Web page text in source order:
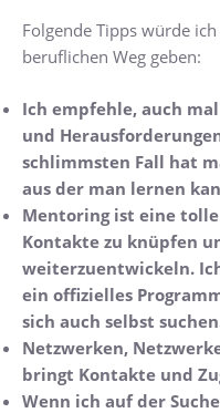
Folgende Tipps würde
beruflichen Weg geben:
Ich empfehle, auch
und
schlimmsten Fall hat
aus der man lernen
Mentoring ist eine
Kontakte zu knüpfen
weiterzuentwickeln.
ein offizielles
sich auch selbst
Netzwerken,
bringt Kontakte und
Wenn ich auf der